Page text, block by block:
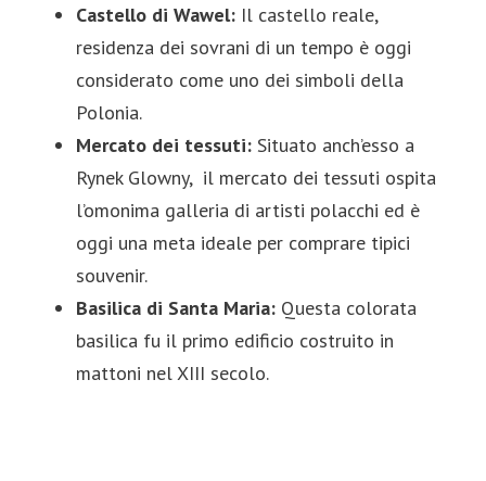
Castello di Wawel: Il castello reale,
residenza dei sovrani di un tempo è oggi
considerato come uno dei simboli della
Polonia.
Mercato dei tessuti: Situato anch’esso a
Rynek Glowny, il mercato dei tessuti ospita
l’omonima galleria di artisti polacchi ed è
oggi una meta ideale per comprare tipici
souvenir.
Basilica di Santa Maria: Questa colorata
basilica fu il primo edificio costruito in
mattoni nel XIII secolo.